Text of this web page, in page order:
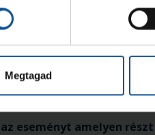
Megtagad
eseményt amelyen